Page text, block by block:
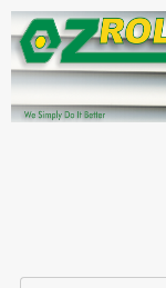
Zum
Inhalt
springen